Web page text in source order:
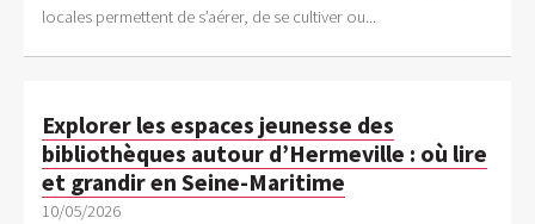
locales permettent de s’aérer, de se cultiver ou...
Explorer les espaces jeunesse des
bibliothèques autour d’Hermeville : où lire
et grandir en Seine-Maritime
10/05/2026